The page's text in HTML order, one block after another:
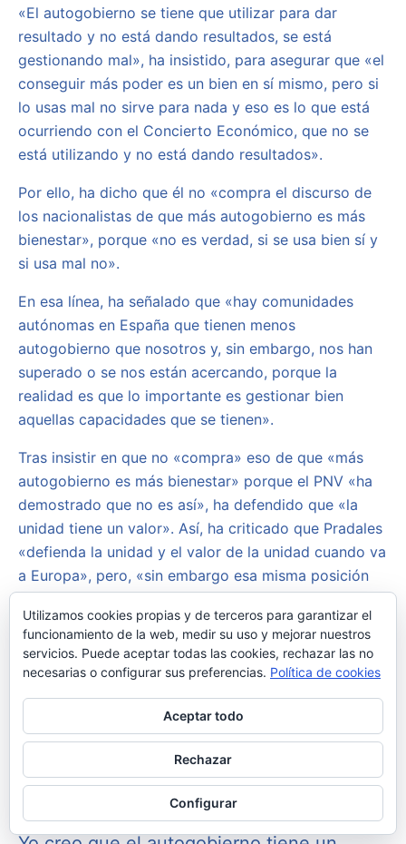
«El autogobierno se tiene que utilizar para dar
resultado y no está dando resultados, se está
gestionando mal», ha insistido, para asegurar que «el
conseguir más poder es un bien en sí mismo, pero si
lo usas mal no sirve para nada y eso es lo que está
ocurriendo con el Concierto Económico, que no se
está utilizando y no está dando resultados».
Por ello, ha dicho que él no «compra el discurso de
los nacionalistas de que más autogobierno es más
bienestar», porque «no es verdad, si se usa bien sí y
si usa mal no».
En esa línea, ha señalado que «hay comunidades
autónomas en España que tienen menos
autogobierno que nosotros y, sin embargo, nos han
superado o se nos están acercando, porque la
realidad es que lo importante es gestionar bien
aquellas capacidades que se tienen».
Tras insistir en que no «compra» eso de que «más
autogobierno es más bienestar» porque el PNV «ha
demostrado que no es así», ha defendido que «la
unidad tiene un valor». Así, ha criticado que Pradales
«defienda la unidad y el valor de la unidad cuando va
a Europa», pero, «sin embargo esa misma posición
no la tiene con el conjunto de España».
«El autogobierno tiene un valor si se utiliza bien y
eso es lo que todavía el PNV no ha demostrado, por
lo que no es ningún disparate decir que lo que hay
que hacer es utilizar bien el autogobierno, que el
autogobierno en sí mismo no da oportunidades
seguras, sino que hay que sabe utilizarlo bien y en el
País Vasco el gobierno del PNV no lo ha hecho bien»,
Utilizamos cookies propias y de terceros para garantizar el
funcionamiento de la web, medir su uso y mejorar nuestros
servicios. Puede aceptar todas las cookies, rechazar las no
necesarias o configurar sus preferencias. Política de cookies
Aceptar todo
Rechazar
Configurar